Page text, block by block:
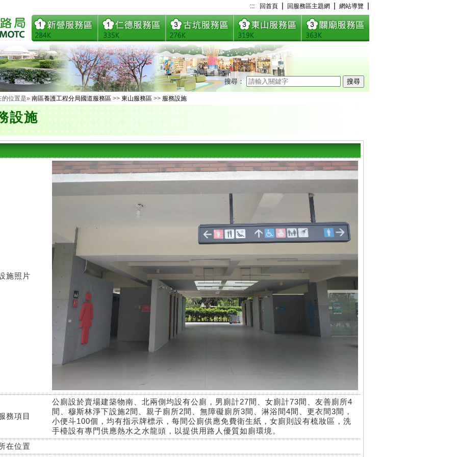
::: 回首頁 | 回服務區主題網 | 網站導覽 |
搜尋： 搜尋
的位置是» 南區養護工程分局國道服務區 >> 東山服務區 >> 服務設施
設施
施照片
務項目
公廁設於賣場建築物南、北兩側均設有公廁，男廁計27間、女廁計73間、友善廁所4
間、穆斯林淨下設施2間、親子廁所2間、無障礙廁所3間、淋浴間4間、更衣間3間，
小便斗100個，均有指示牌標示，每間公廁供應免費衛生紙，女廁則設有梳妝區，洗
手檯設有專門供應熱水之水龍頭，以提供用路人優質如廁環境。
在位置